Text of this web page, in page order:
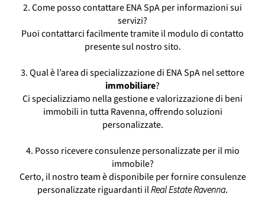
Property Management Ravenna
Property Manager Ravenna
Società Di Property Management Ravenna
Studio Amministrativo Immobiliare Ravenna
2. Come posso contattare ENA SpA per informazioni sui
servizi?
Puoi contattarci facilmente tramite il modulo di contatto
presente sul nostro sito.
3. Qual è l’area di specializzazione di ENA SpA nel settore
immobiliare?
Ci specializziamo nella gestione e valorizzazione di beni
immobili in tutta Ravenna, offrendo soluzioni
personalizzate.
4. Posso ricevere consulenze personalizzate per il mio
immobile?
Certo, il nostro team è disponibile per fornire consulenze
personalizzate riguardanti ilReal Estate Ravenna.